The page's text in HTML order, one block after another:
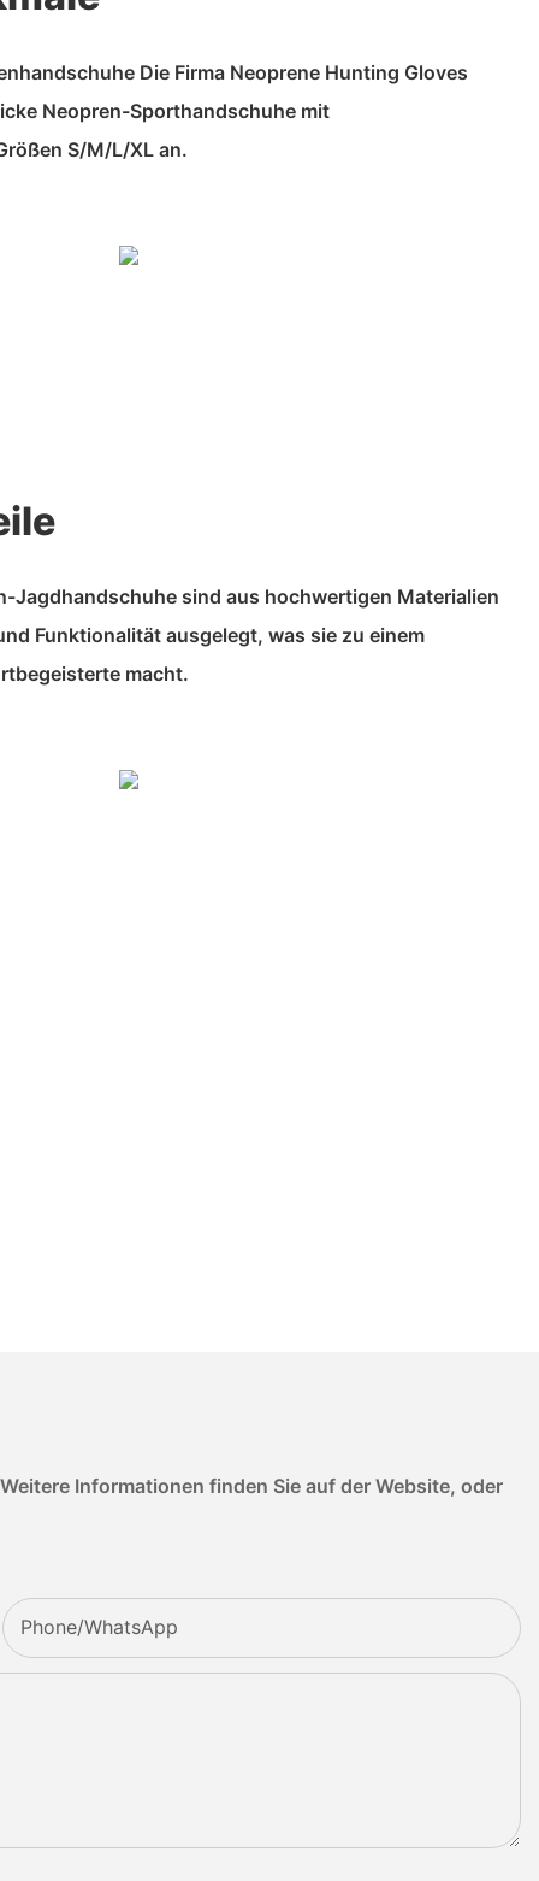
Die Firma Neoprene Hunting Gloves
Neopren-Sporthandschuhe mit
S/M/L/XL an.
Jagdhandschuhe sind aus hochwertigen Materialien
Funktionalität ausgelegt, was sie zu einem
macht.
Informationen finden Sie auf der Website, oder
Phone/whatsApp